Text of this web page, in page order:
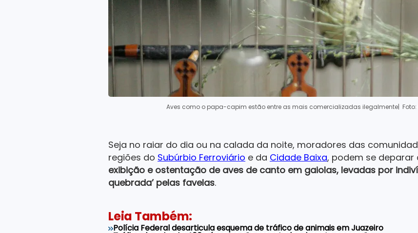
Aves como o papa-capim estão entre as mais comercializadas ilegalmente|
Seja no raiar do dia ou na calada da noite, moradores das
regiões do Subúrbio Ferroviário e da Cidade Baixa, podem se
exibição e ostentação de aves de canto em gaiolas, levadas por
quebrada’ pelas favelas.
Leia Também:
Polícia Federal desarticula esquema de tráfico de animais em Juazeiro